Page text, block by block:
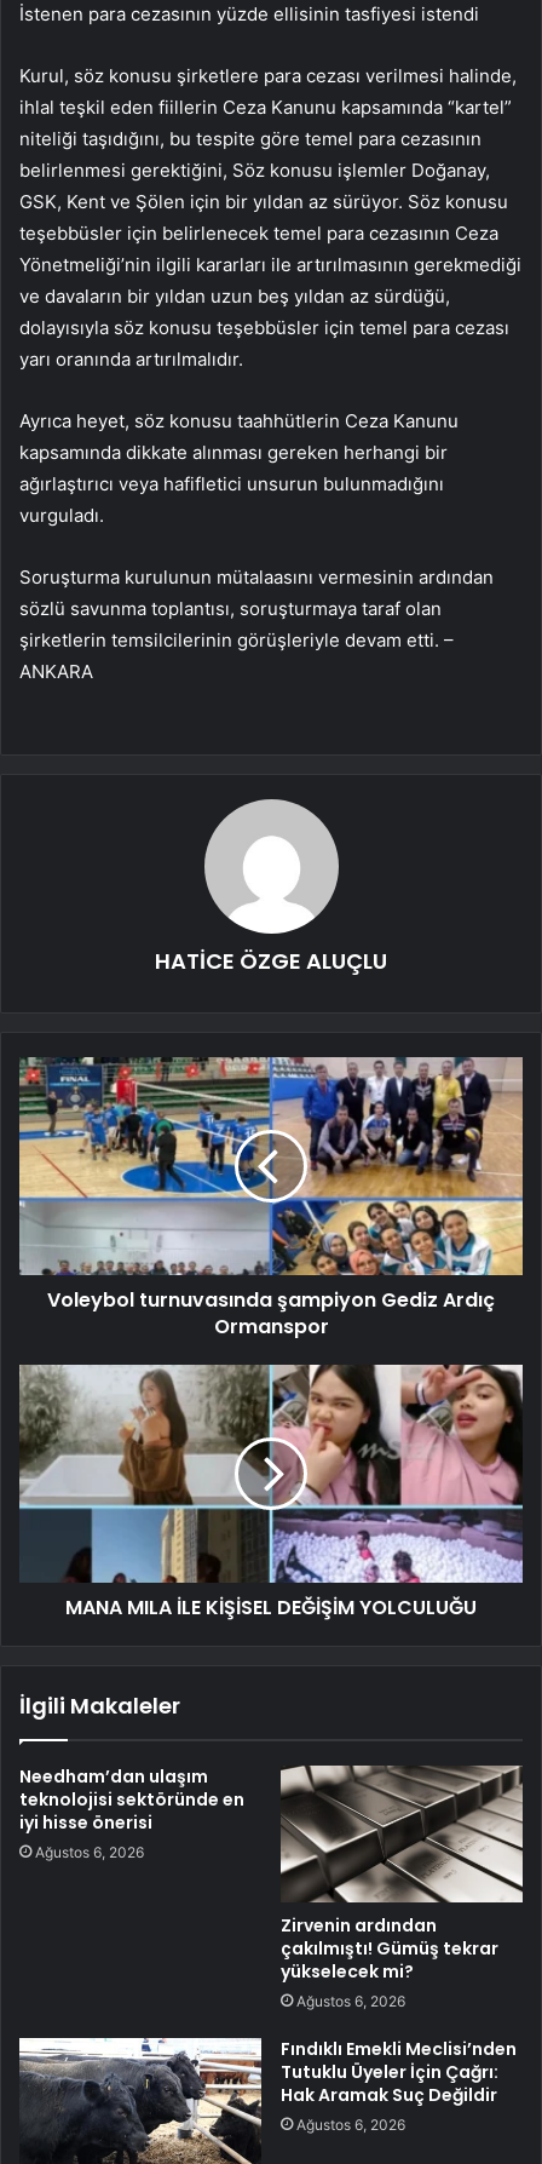
İstenen para cezasının yüzde ellisinin tasfiyesi istendi
Kurul, söz konusu şirketlere para cezası verilmesi halinde,
ihlal teşkil eden fiillerin Ceza Kanunu kapsamında “kartel”
niteliği taşıdığını, bu tespite göre temel para cezasının
belirlenmesi gerektiğini, Söz konusu işlemler Doğanay,
GSK, Kent ve Şölen için bir yıldan az sürüyor. Söz konusu
teşebbüsler için belirlenecek temel para cezasının Ceza
Yönetmeliği’nin ilgili kararları ile artırılmasının gerekmediği
ve davaların bir yıldan uzun beş yıldan az sürdüğü,
dolayısıyla söz konusu teşebbüsler için temel para cezası
yarı oranında artırılmalıdır.
Ayrıca heyet, söz konusu taahhütlerin Ceza Kanunu
kapsamında dikkate alınması gereken herhangi bir
ağırlaştırıcı veya hafifletici unsurun bulunmadığını
vurguladı.
Soruşturma kurulunun mütalaasını vermesinin ardından
sözlü savunma toplantısı, soruşturmaya taraf olan
şirketlerin temsilcilerinin görüşleriyle devam etti. –
ANKARA
HATİCE ÖZGE ALUÇLU
Voleybol turnuvasında şampiyon Gediz Ardıç
Ormanspor
MANA MILA İLE KİŞİSEL DEĞİŞİM YOLCULUĞU
İlgili Makaleler
Needham’dan ulaşım
teknolojisi sektöründe en
iyi hisse önerisi
Ağustos 6, 2026
Zirvenin ardından
çakılmıştı! Gümüş tekrar
yükselecek mi?
Ağustos 6, 2026
Fındıklı Emekli Meclisi’nden
Tutuklu Üyeler İçin Çağrı:
Hak Aramak Suç Değildir
Ağustos 6, 2026